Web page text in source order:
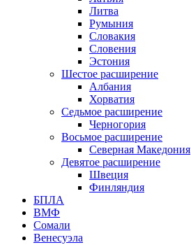
Литва
Румыния
Словакия
Словения
Эстония
Шестое расширение
Албания
Хорватия
Седьмое расширение
Черногория
Восьмое расширение
Северная Македония
Девятое расширение
Швеция
Финляндия
БПЛА
ВМФ
Сомали
Венесуэла